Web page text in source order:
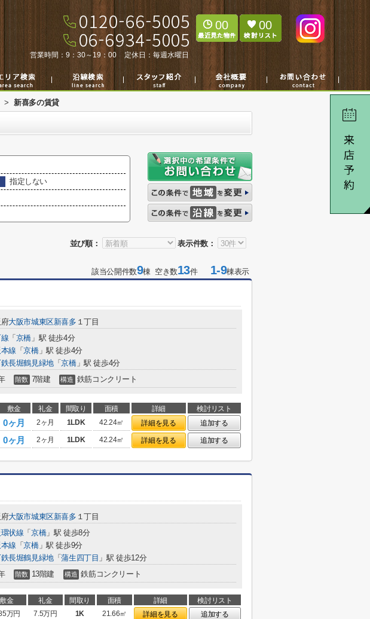
営業時間： 9：30～19：00 定休日： 毎週水曜日
00 00
> 新喜多の賃貸
指定しない
並び順： 表示件数：
該当公開件数9棟 空き数13件1-9棟表示
大阪市城東区新喜多 １丁目
「 京橋 」駅 徒歩4分
線 「京橋」駅 徒歩4分
長堀鶴見緑地「京橋」駅 徒歩4分
階数 7階建 構造 鉄筋コンクリート
敷金 礼金 間取り 面積 詳細
検討リスト
0ヶ月 2ヶ月 1LDK 42.24㎡ 詳細を見る
追加する
0ヶ月 2ヶ月 1LDK 42.24㎡ 詳細を見る 追加する
大阪市城東区新喜多 １丁目
状線 「 京橋」駅 徒歩8分
線 「京橋」駅 徒歩9分
長堀鶴見緑地「蒲生四丁目 」駅 徒歩12分
階数 13階建 構造 鉄筋コンクリート
敷金 礼金 間取り 面積 詳細
検討リスト
万円 7.5万円 1K 21.66㎡ 詳細を見る
追加する